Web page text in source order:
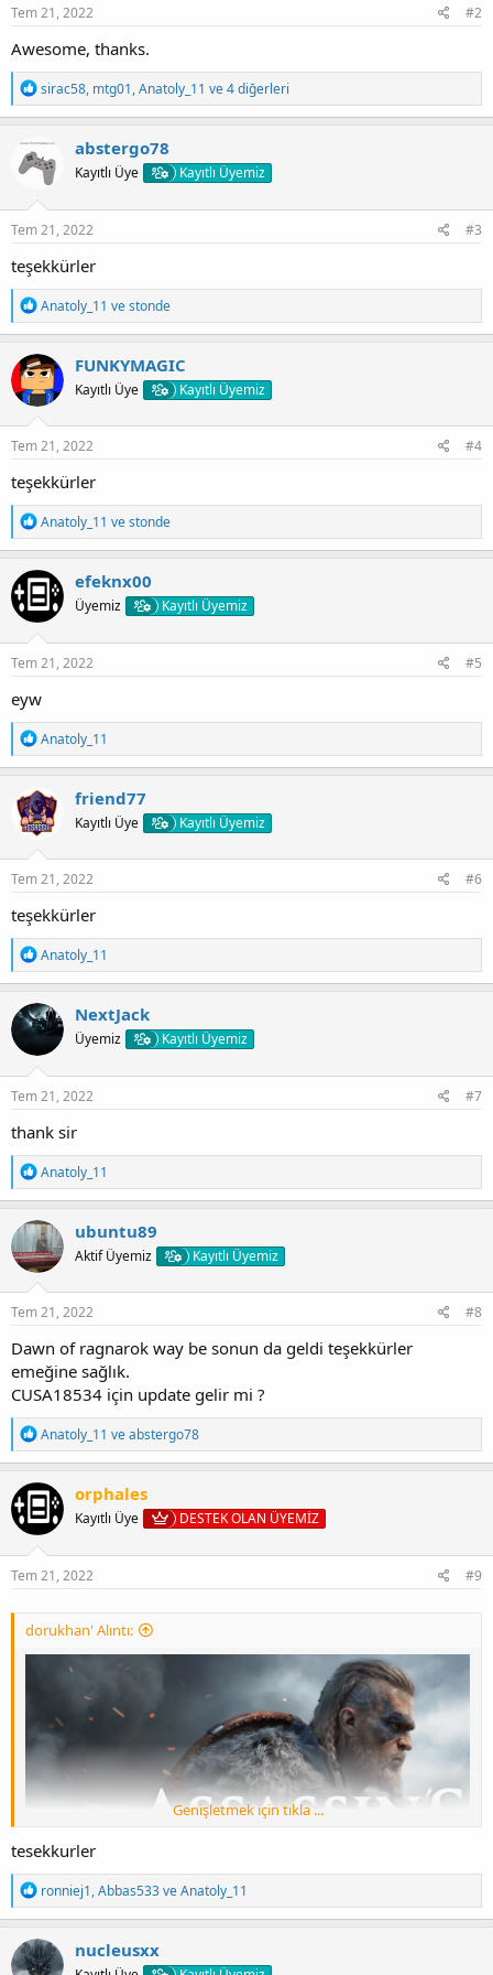
Tem 21, 2022 #2
Awesome, thanks.
T
e
p
k
i
l
r
:
sirac58, mtg01,Anatoly_11 ve 4 diğerleri
abstergo78
Kayıtlı Üye Kayıtlı Üyemiz
Tem 21, 2022 #3
teşekkürler
T
e
p
k
i
l
e
r
:
Anatoly_11 vestonde
FUNKYMAGIC
Kayıtlı Üye Kayıtlı Üyemiz
Tem 21, 2022 #4
teşekkürler
T
e
p
k
i
l
e
r
:
Anatoly_11 vestonde
efeknx00
Üyemiz Kayıtlı Üyemiz
Tem 21, 2022 #5
eyw
T
e
p
k
i
l
r
:
Anatoly_11
friend77
Kayıtlı Üye Kayıtlı Üyemiz
Tem 21, 2022 #6
teşekkürler
T
e
p
k
i
e
r
:
Anatoly_11
NextJack
Üyemiz Kayıtlı Üyemiz
Tem 21, 2022 #7
thank sir
T
e
p
k
i
l
e
r
:
Anatoly_11
ubuntu89
Aktif Üyemiz Kayıtlı Üyemiz
Tem 21, 2022 #8
Dawn of ragnarok way be sonun da geldi teşekkürler
emeğine sağlık.
CUSA18534 için update gelir mi ?
T
e
p
k
i
l
e
r
:
Anatoly_11 veabstergo78
orphales
Kayıtlı Üye DESTEK OLAN ÜYEMİZ
Tem 21, 2022 #9
dorukhan' Alıntı:
Genişletmek için tıkla ...
tesekkurler
T
e
p
k
i
ronniej1,Abbas533veAnatoly_11
nucleusxx